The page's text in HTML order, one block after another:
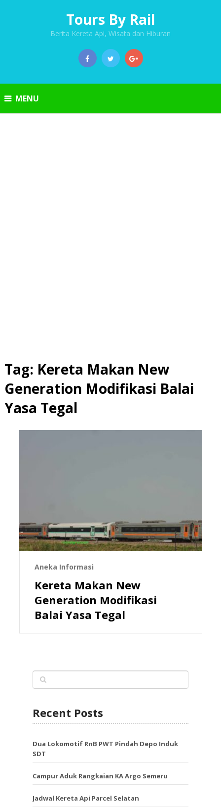
Tours By Rail
Berita Kereta Api, Wisata dan Hiburan
MENU
Tag: Kereta Makan New
Generation Modifikasi Balai
Yasa Tegal
Aneka Informasi
Kereta Makan New
Generation Modifikasi
Balai Yasa Tegal
Recent Posts
Dua Lokomotif RnB PWT Pindah Depo Induk
SDT
Campur Aduk Rangkaian KA Argo Semeru
Jadwal Kereta Api Parcel Selatan